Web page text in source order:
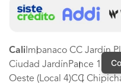
Estado de PQRSF
Canal de denuncias
CaliImbanaco CC Jardín
Ciudad JardínPance 1
Oeste (Local 4)CC